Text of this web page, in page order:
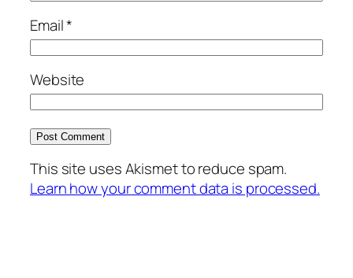
Email*
Website
This site uses Akismet to reduce spam.
Learn how your comment data is processed.